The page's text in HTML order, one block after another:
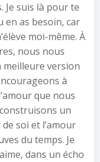
Je suis là pour te
en as besoin, car
moi-même. À
nous nous
version
à
que nous
un
soi et l’amour
du temps. Je
dans un écho